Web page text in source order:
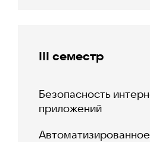
III семестр
Безопасность
приложений